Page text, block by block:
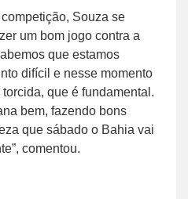
Souza se
um bom jogo contra a
que estamos
difícil e nesse momento
que é fundamental.
bem, fazendo bons
que sábado o Bahia vai
comentou.